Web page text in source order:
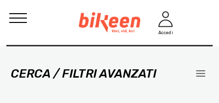
Accedi
CERCA / FILTRI AVANZATI